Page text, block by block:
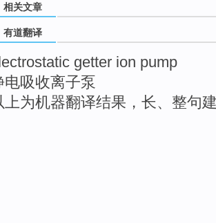
相关文章
有道翻译
getter ion pump
电吸收离子泵
上为机器翻译结果，长、整句